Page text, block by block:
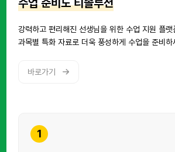
수업 준비도 티솔루션
강력하고 편리해진 선생님을 위한 수업 지원 플랫
과목별 특화 자료로 더욱 풍성하게 수업을 준비하
바로가기
1